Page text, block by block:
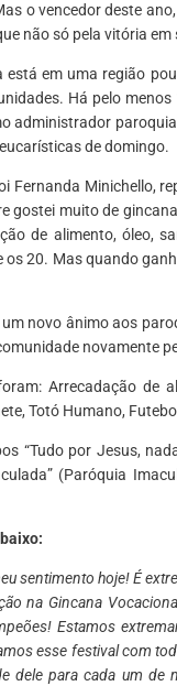
o vencedor deste
não só pela vitória
está em uma região
Há pelo
administrador
de domingo.
Fernanda Minichello,
gostei muito de
de alimento, óleo,
os 20. Mas quando
novo ânimo aos
novamente
Arrecadação de
Totó Humano,
“Tudo por Jesus,
(Paróquia
sentimento hoje! É
na Gincana
Estamos
esse festival com
dele para cada um